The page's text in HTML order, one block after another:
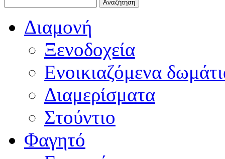
Διαμονή
Ξενοδοχεία
Ενοικιαζόμενα
Διαμερίσματα
Στούντιο
Φαγητό